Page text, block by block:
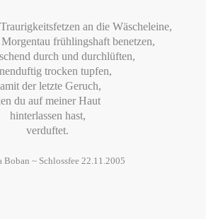
an die Wäscheleine,
frühlingshaft benetzen,
durch und durchlüften,
trocken tupfen,
der letzte Geruch,
du auf meiner Haut
hinterlassen hast,
verduftet.
Boban ~ Schlossfee 22.11.2005